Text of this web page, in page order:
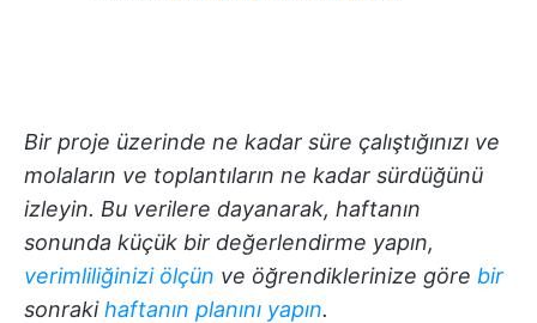
Bir proje üzerinde ne kadar süre çalıştığınızı ve
molaların ve toplantıların ne kadar sürdüğünü
izleyin. Bu verilere dayanarak, haftanın
sonunda küçük bir değerlendirme yapın,
verimliliğinizi ölçün ve öğrendiklerinize göre bir
sonrakihaftanın planını yapın.